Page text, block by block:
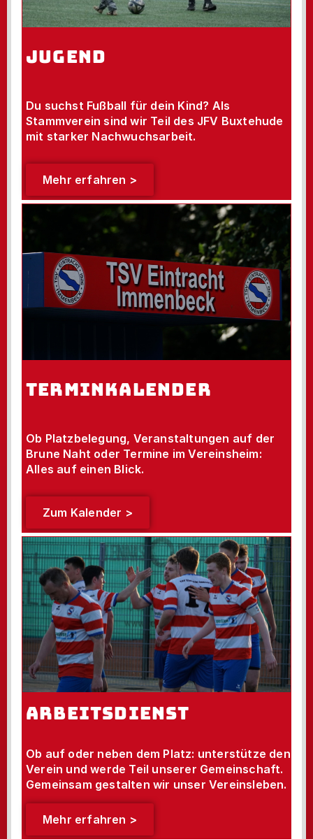
JUGEND
Du suchst Fußball für dein Kind? Als
Stammverein sind wir Teil des JFV Buxtehude
mit starker Nachwuchsarbeit.
Mehr erfahren >
TERMINKALENDER
Ob Platzbelegung, Veranstaltungen auf der
Brune Naht oder Termine im Vereinsheim:
Alles auf einen Blick.
Zum Kalender >
ARBEITSDIENST
Ob auf oder neben dem Platz: unterstütze den
Verein und werde Teil unserer Gemeinschaft.
Gemeinsam gestalten wir unser Vereinsleben.
Mehr erfahren >